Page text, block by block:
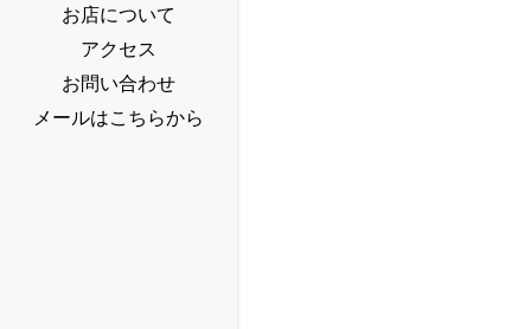
お店について
アクセス
お問い合わせ
メールはこちらから